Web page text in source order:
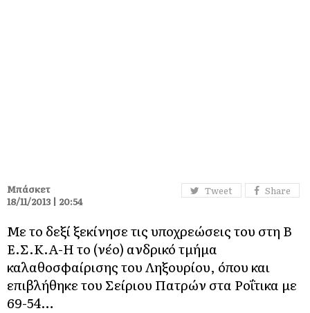
Tweet Share
Μπάσκετ
18/11/2013 | 20:54
Με το δεξί ξεκίνησε τις υποχρεώσεις του στη Β΄
Ε.Σ.Κ.Α-Η το (νέο) ανδρικό τμήμα
καλαθοσφαίρισης του Ληξουρίου, όπου και
επιβλήθηκε του Σείριου Πατρών στα Ροΐτικα με
69-54…